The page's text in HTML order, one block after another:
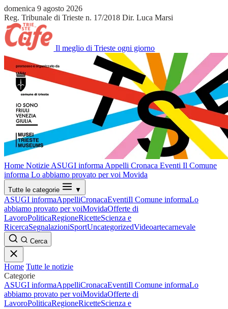
domenica 9 agosto 2026
Reg. Tribunale di Trieste n. 17/2018 Dir. Luca Marsi
Il meglio di Trieste ogni giorno
Home Notizie ASUGI informa Appelli Cronaca Eventi Il Comune
informa Lo abbiamo provato per voi Movida
Tutte le categorie ▼
ASUGI informaAppelliCronacaEventiIl Comune informaLo
abbiamo provato per voiMovidaOfferte di
LavoroPoliticaRegioneRicetteScienza e
RicercaSegnalazioniSportUncategorizedVideoartecarnevale
Cerca
Home Tutte le notizie
Categorie
ASUGI informaAppelliCronacaEventiIl Comune informaLo
abbiamo provato per voiMovidaOfferte di
LavoroPoliticaRegioneRicetteScienza e